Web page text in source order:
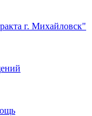
г. Михайловск"